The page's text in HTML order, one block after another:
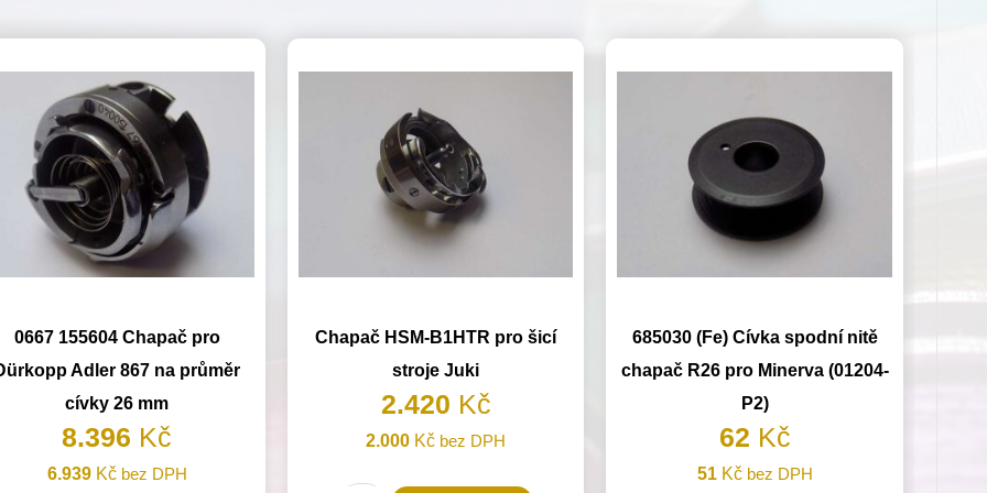
0667 155604 Chapač pro
Adler 867 na průměr
cívky 26 mm
8.396 Kč
6.939 Kčbez DPH
Chapač HSM-B1HTR pro šicí
stroje Juki
2.420 Kč
2.000 Kč bez DPH
685030 (Fe) Cívka spodní nitě
chapač R26 pro Minerva (01204-
P2)
62 Kč
51 Kčbez DPH